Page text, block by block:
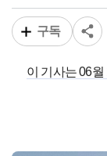
구독
이 기사는 06월